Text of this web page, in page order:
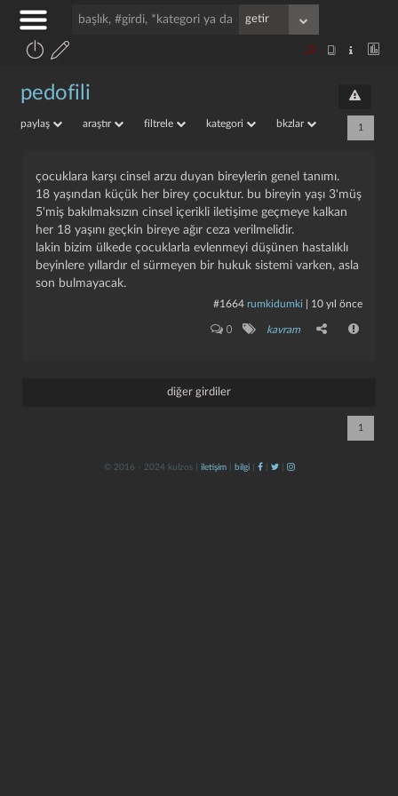
pedofili
paylaş araştır filtrele kategori bkzlar 1
çocuklara karşı cinsel arzu duyan bireylerin genel tanımı.
18 yaşından küçük her birey çocuktur. bu bireyin yaşı 3'müş
5'miş bakılmaksızın cinsel içerikli iletişime geçmeye kalkan
her 18 yaşını geçkin bireye ağır ceza verilmelidir.
lakin bizim ülkede çocuklarla evlenmeyi düşünen hastalıklı
beyinlere yıllardır el sürmeyen bir hukuk sistemi varken, asla
son bulmayacak.
#1664 rumkidumki 10 yıl önce
0 kavram
diğer girdiler
1
© 2016 - 2024 kulzos | iletişim| bilgi| | |